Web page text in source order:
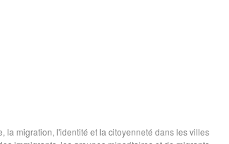
la migration, l'identité et la citoyenneté dans les villes